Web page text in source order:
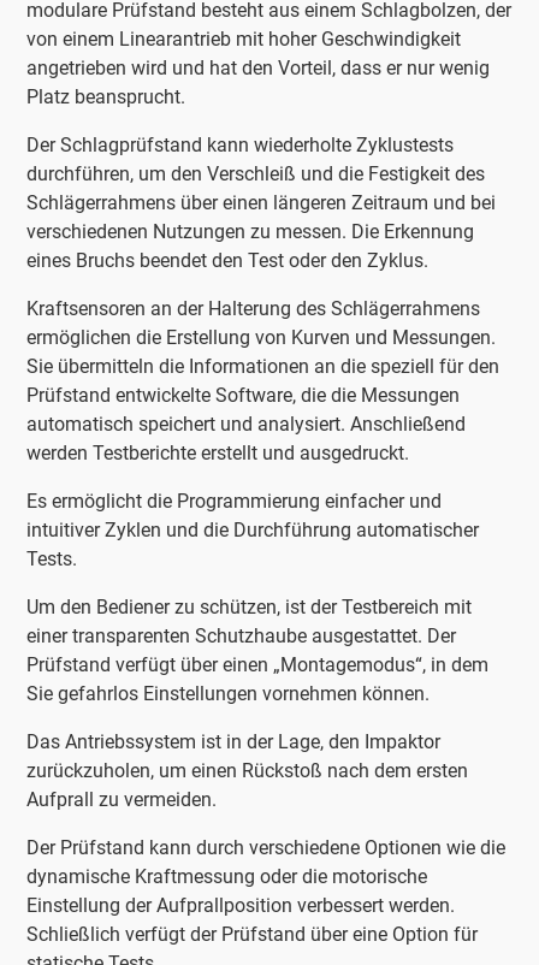
modulare Prüfstand besteht aus einem Schlagbolzen, der
von einem Linearantrieb mit hoher Geschwindigkeit
angetrieben wird und hat den Vorteil, dass er nur wenig
Platz beansprucht.
Der Schlagprüfstand kann wiederholte Zyklustests
durchführen, um den Verschleiß und die Festigkeit des
Schlägerrahmens über einen längeren Zeitraum und bei
verschiedenen Nutzungen zu messen. Die Erkennung
eines Bruchs beendet den Test oder den Zyklus.
Kraftsensoren an der Halterung des Schlägerrahmens
ermöglichen die Erstellung von Kurven und Messungen.
Sie übermitteln die Informationen an die speziell für den
Prüfstand entwickelte Software, die die Messungen
automatisch speichert und analysiert. Anschließend
werden Testberichte erstellt und ausgedruckt.
Es ermöglicht die Programmierung einfacher und
intuitiver Zyklen und die Durchführung automatischer
Tests.
Um den Bediener zu schützen, ist der Testbereich mit
einer transparenten Schutzhaube ausgestattet. Der
Prüfstand verfügt über einen „Montagemodus“, in dem
Sie gefahrlos Einstellungen vornehmen können.
Das Antriebssystem ist in der Lage, den Impaktor
zurückzuholen, um einen Rückstoß nach dem ersten
Aufprall zu vermeiden.
Der Prüfstand kann durch verschiedene Optionen wie die
dynamische Kraftmessung oder die motorische
Einstellung der Aufprallposition verbessert werden.
Schließlich verfügt der Prüfstand über eine Option für